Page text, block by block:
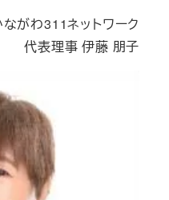
がわ311ネットワーク
代表理事 伊藤 朋子